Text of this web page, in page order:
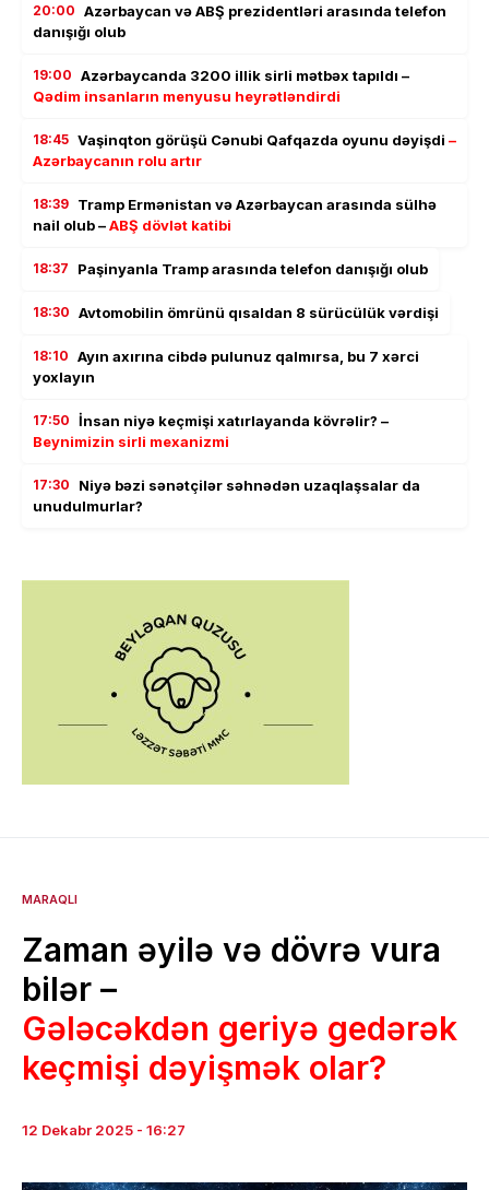
20:00 Azərbaycan və ABŞ prezidentləri arasında telefon
danışığı olub
19:00 Azərbaycanda 3200 illik sirli mətbəx tapıldı –
Qədim insanların menyusu heyrətləndirdi
18:45 Vaşinqton görüşü Cənubi Qafqazda oyunu dəyişdi –
Azərbaycanın rolu artır
18:39 Tramp Ermənistan və Azərbaycan arasında sülhə
nail olub –ABŞ dövlət katibi
18:37 Paşinyanla Tramp arasında telefon danışığı olub
18:30 Avtomobilin ömrünü qısaldan 8 sürücülük vərdişi
18:10 Ayın axırına cibdə pulunuz qalmırsa, bu 7 xərci
yoxlayın
17:50 İnsan niyə keçmişi xatırlayanda kövrəlir? –
Beynimizin sirli mexanizmi
17:30
Niyə bəzi sənətçilər səhnədən uzaqlaşsalar da
unudulmurlar?
MARAQLI
Zaman əyilə və dövrə vura
bilər –
Gələcəkdən geriyə gedərək
keçmişi dəyişmək olar?
12 Dekabr 2025 - 16:27